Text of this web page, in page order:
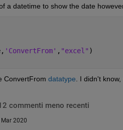
a datetime to show the date
'ConvertFrom' , "excel" )
ConvertFrom datatype . I didn't
commenti meno recenti
2020